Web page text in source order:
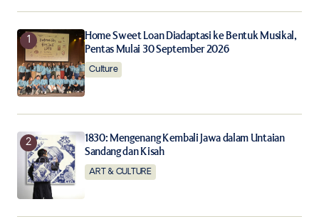
Your E-mail*
Save my name, email, and website in this browser for
the next time I comment.
Notify me of new posts by email.
Submit Comment
Home Sweet Loan Diadaptasi ke Bentuk Musikal,
Pentas Mulai 30 September 2026
Culture
1830: Mengenang Kembali Jawa dalam Untaian
Sandang dan Kisah
ART & CULTURE